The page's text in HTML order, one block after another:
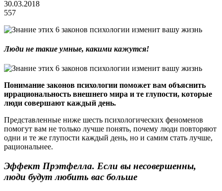
30.03.2018
557
Люди не такие умные, какими кажутся!
Понимание законов психологии поможет вам объяснить
иррациональность внешнего мира и те глупости, которые
люди совершают каждый день.
Представленные ниже шесть психологических феноменов
помогут вам не только лучше понять, почему люди повторяют
одни и те же глупости каждый день, но и самим стать лучше,
рациональнее.
Эффект Прэтфелла. Если вы несовершенны,
люди будут любить вас больше